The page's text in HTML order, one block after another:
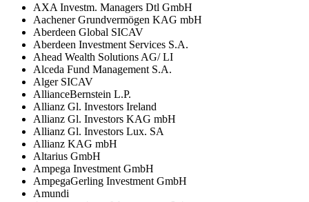
AXA Investm. Managers Dtl GmbH
Aachener Grundvermögen KAG mbH
Aberdeen Global SICAV
Aberdeen Investment Services S.A.
Ahead Wealth Solutions AG/ LI
Alceda Fund Management S.A.
Alger SICAV
AllianceBernstein L.P.
Allianz Gl. Investors Ireland
Allianz Gl. Investors KAG mbH
Allianz Gl. Investors Lux. SA
Allianz KAG mbH
Altarius GmbH
Ampega Investment GmbH
AmpegaGerling Investment GmbH
Amundi